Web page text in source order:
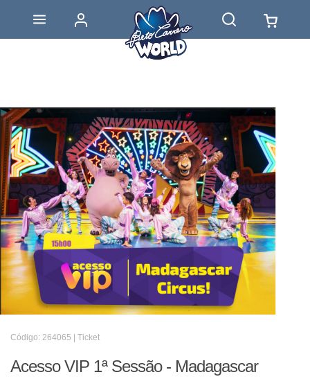
Código: 264065 | Ticket
Acesso VIP 1ª Sessão - Madagascar